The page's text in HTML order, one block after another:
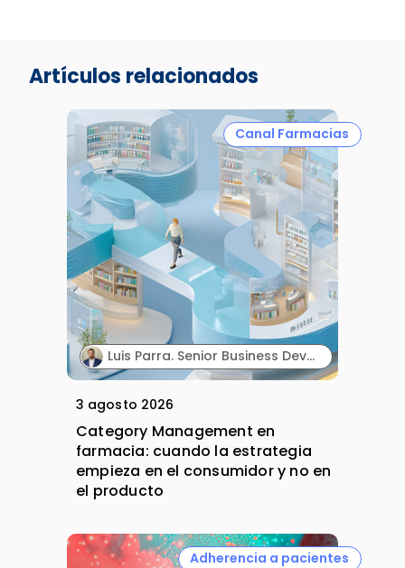
Artículos relacionados
Canal Farmacias
Luis Parra. Senior Business Development Manager Iberia & LATAM Markets. PharmActive.
3 agosto 2026
Category Management en
farmacia: cuando la estrategia
empieza en el consumidor y no en
el producto
Adherencia a pacientes